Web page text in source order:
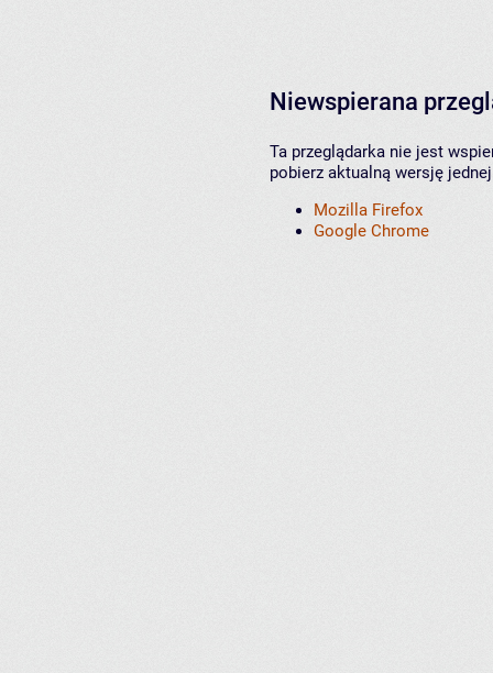
Niewspierana
Ta przeglądarka nie jest
pobierz aktualną wersję
Mozilla Firefox
Google Chrome